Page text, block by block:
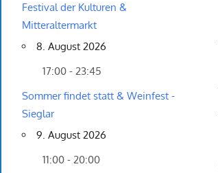
Festival der Kulturen &
Mitteraltermarkt
8. August 2026
17:00 - 23:45
Sommer findet statt & Weinfest -
Sieglar
9. August 2026
11:00 - 20:00